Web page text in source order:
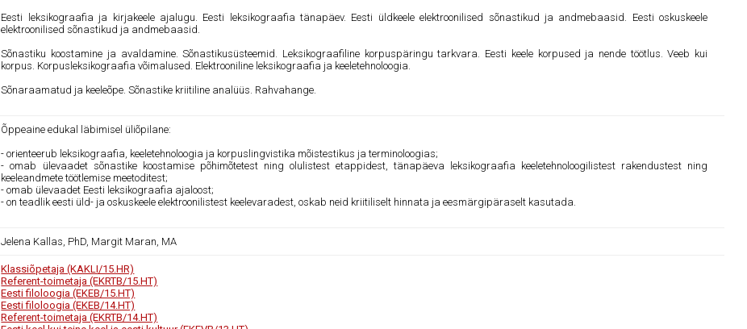
Eesti leksikograafia ja kirjakeele ajalugu. Eesti leksikograafia tänapäev. Eesti üldkeele elektroonilised sõnastikud ja andmebaasid. Eesti oskuskeele
elektroonilised sõnastikud ja andmebaasid.
Sõnastiku koostamine ja avaldamine. Sõnastikusüsteemid. Leksikograafiline korpuspäringu tarkvara. Eesti keele korpused ja nende töötlus. Veeb kui
korpus. Korpusleksikograafia võimalused. Elektrooniline leksikograafia ja keeletehnoloogia.
Sõnaraamatud ja keeleõpe. Sõnastike kriitiline analüüs. Rahvahange.
Õppeaine edukal läbimisel üliõpilane:
- orienteerub leksikograafia, keeletehnoloogia ja korpuslingvistika mõistestikus ja terminoloogias;
- omab ülevaadet sõnastike koostamise põhimõtetest ning olulistest etappidest, tänapäeva leksikograafia keeletehnoloogilistest rakendustest ning
keeleandmete töötlemise meetoditest;
- omab ülevaadet Eesti leksikograafia ajaloost;
- on teadlik eesti üld- ja oskuskeele elektroonilistest keelevaradest, oskab neid kriitiliselt hinnata ja eesmärgipäraselt kasutada.
Jelena Kallas, PhD, Margit Maran, MA
Klassiõpetaja (KAKLI/15.HR)
Referent-toimetaja (EKRTB/15.HT)
Eesti filoloogia (EKEB/15.HT)
Eesti filoloogia (EKEB/14.HT)
Referent-toimetaja (EKRTB/14.HT)